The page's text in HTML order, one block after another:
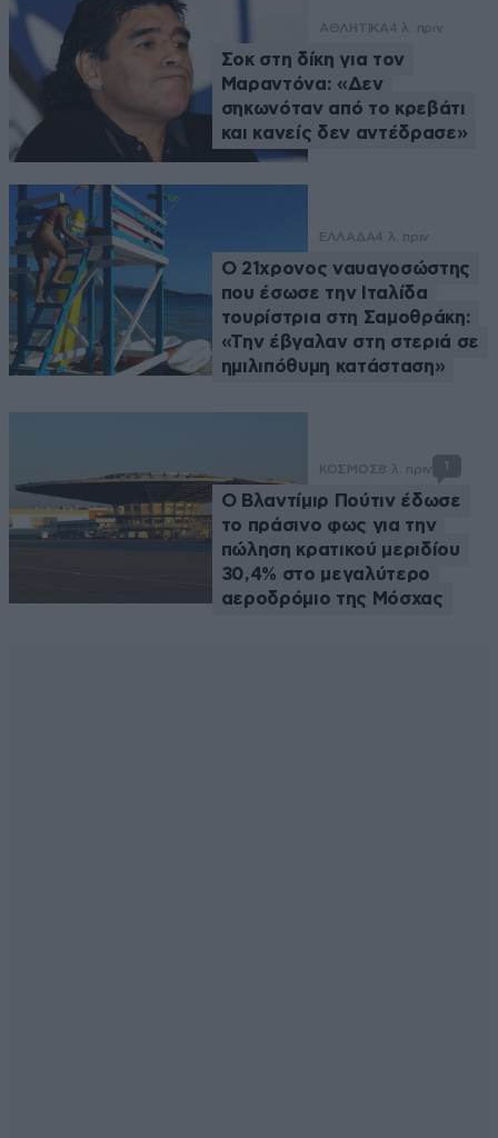
ΑΘΛΗΤΙΚΑ4 λ. πριν
Σοκ στη δίκη για τον
Μαραντόνα: «Δεν
σηκωνόταν από το κρεβάτι
και κανείς δεν αντέδρασε»
ΕΛΛΑΔΑ4 λ. πριν
Ο 21χρονος ναυαγοσώστης
που έσωσε την Ιταλίδα
τουρίστρια στη Σαμοθράκη:
«Την έβγαλαν στη στεριά σε
ημιλιπόθυμη κατάσταση»
ΚΟΣΜΟΣ8 λ. πριν 1
Ο Βλαντίμιρ Πούτιν έδωσε
το πράσινο φως για την
πώληση κρατικού μεριδίου
30,4% στο μεγαλύτερο
αεροδρόμιο της Μόσχας